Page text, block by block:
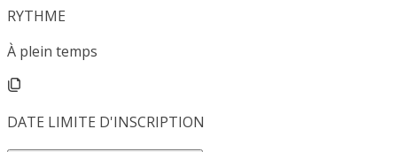
RYTHME
À plein temps
DATE LIMITE D'INSCRIPTION